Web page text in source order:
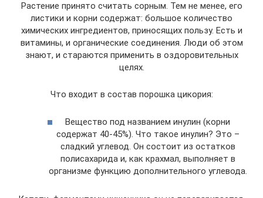
Растение принято считать сорным. Тем не менее, его
листики и корни содержат: большое количество
химических ингредиентов, приносящих пользу. Есть и
витамины, и органические соединения. Люди об этом
знают, и стараются применить в оздоровительных
целях.
Что входит в состав порошка цикория:
Вещество под названием инулин (корни
содержат 40-45%). Что такое инулин? Это –
сладкий углевод. Он состоит из остатков
полисахарида и, как крахмал, выполняет в
организме функцию дополнительного углевода.